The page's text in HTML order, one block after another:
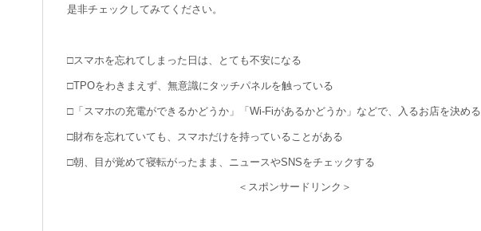
是非チェックしてみてください。
□スマホを忘れてしまった日は、とても不安になる
□TPOをわきまえず、無意識にタッチパネルを触っている
□「スマホの充電ができるかどうか」「Wi-Fiがあるかどうか」などで、入るお店を決める
□財布を忘れていても、スマホだけを持っていることがある
□朝、目が覚めて寝転がったまま、ニュースやSNSをチェックする
＜スポンサードリンク＞